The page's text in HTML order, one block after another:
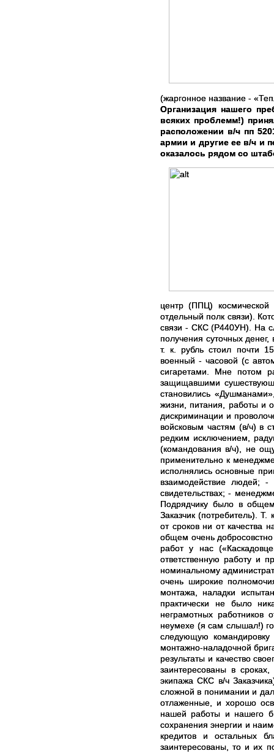
(жаргонное название -
Организация нашего
всяких проблемм!)
расположении в/ч пп
армии и другие ее в/ч и
оказалось рядом со
центр (ППЦ)
отдельный полк связи).
связи - СКС (Р440УН). На
получения суточных
т. к. рубль стоил почти
военный - часовой (с
сигаретами. Мне потом
защищавшими
становились
жизни, питания, работы и
дискриминации и
войсковым частям (в/ч) в
редким исключением,
(командования в/ч), не
применительно к
исполнялись основные
взаимодействие людей;
свидетельствах; -
Подрядчику было в общем
Заказчик (потребитель).
от сроков ни от качества
общем очень добросовстно
работ у нас
ответственную работу и
номинальному
очень широкие
монтажа, наладки
практически не было
неграмотных работников
неумехе (я сам слышал!)
следующую
монтажно-наладочной
результаты и качество
заинтересованы в
экипажа СКС в/ч
сложной в понимании и
отлаженные, и хорошо
нашей работы и нашего
сохранения энергии и
кредитов и остальных
заинтересованы, то и их